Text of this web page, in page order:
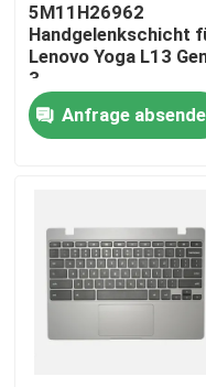
Videos
Lenovo-LCD-
HP-LCD-Bildschirm-
Acer-LCD-
5M11H26962
Handgelenkschicht
Lenovo Yoga L13
3
Anfrage